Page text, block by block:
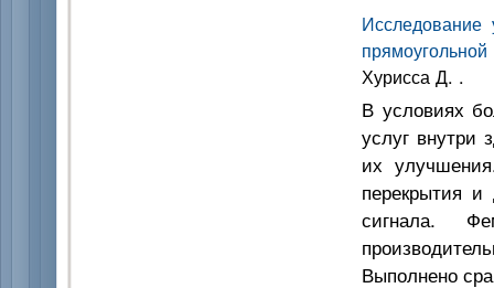
Хурисса Д. .
В условиях
услуг внутри
их
перекрытия и
сигнала.
Выполнено